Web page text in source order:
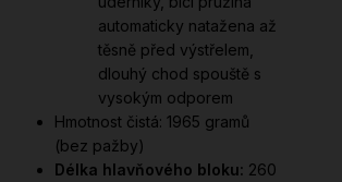
automaticky natažena až
těsně před výstřelem,
dlouhý chod spouště s
vysokým odporem
Hmotnost čistá: 1965 gramů
(bez pažby)
Délka hlavňového bloku: 260